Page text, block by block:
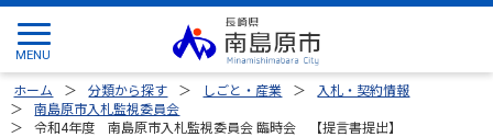
ホーム 分類から探す しごと・産業
入札・契約情報
南島原市入札監視委員会
令和4年度 南島原市入札監視委員会 臨時会 【提言書提出】